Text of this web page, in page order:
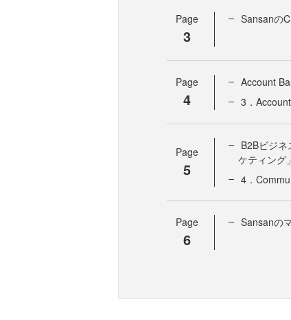
Page
3
Sansanの
Page
4
Account
3．
Page
5
B2Bビジ
ケティング」
4．
Page
6
Sansanの